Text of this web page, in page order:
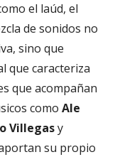
el laúd, el
de sonidos no
sino que
que caracteriza
que acompañan
como Ale
Villegasy
su propio